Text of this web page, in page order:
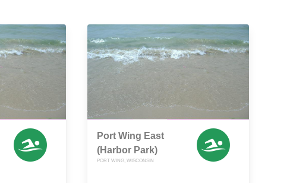
Port Wing East
(Harbor Park)
PORT WING, WISCONSIN